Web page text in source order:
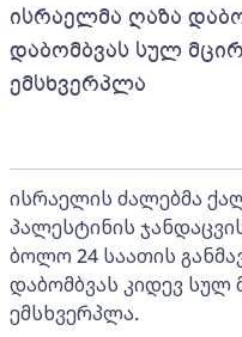
ისრაელმა ღაზა
დაბომბვას სულ
ემსხვერპლა
ისრაელის ძალებმა
პალესტინის
ბოლო 24 საათის
დაბომბვას კიდევ სულ
ემსხვერპლა.